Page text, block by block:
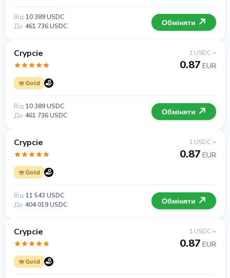
Від 10 389 USDC
До 461 736 USDC Обміняти
Crypcie
Gold
1 USDC =
0.87 EUR
Від 10 389 USDC
До 461 736 USDC Обміняти
Crypcie
Gold
1 USDC =
0.87 EUR
Від 11 543 USDC
До 404 019 USDC Обміняти
Crypcie
Gold
1 USDC =
0.87 EUR